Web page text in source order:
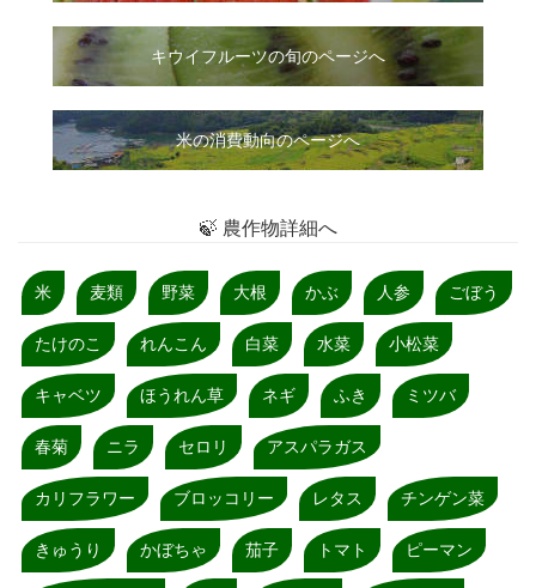
キウイフルーツの旬のページへ
米の消費動向のページへ
🍃 農作物詳細へ
米 麦類 野菜 大根 かぶ 人参 ごぼう
たけのこ れんこん 白菜 水菜 小松菜
キャベツ ほうれん草 ネギ ふき ミツバ
春菊 ニラ セロリ アスパラガス
カリフラワー ブロッコリー レタス チンゲン菜
きゅうり かぼちゃ 茄子 トマト ピーマン